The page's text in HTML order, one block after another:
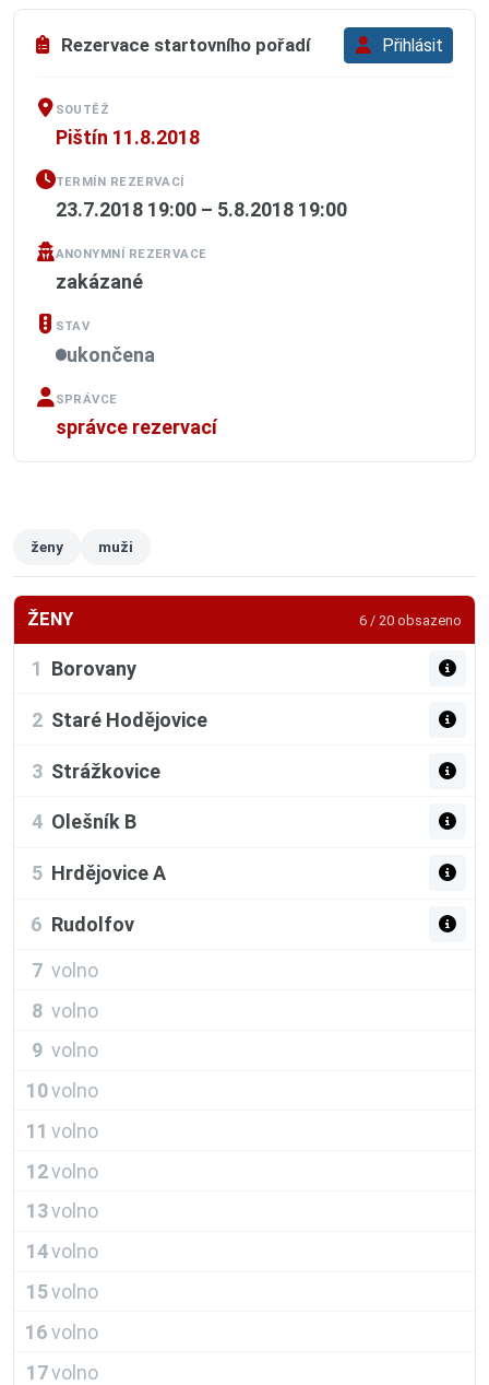
Rezervace startovního pořadí Přihlásit
SOUTĚŽ
Pištín 11.8.2018
TERMÍN REZERVACÍ
23.7.2018 19:00 – 5.8.2018 19:00
ANONYMNÍ REZERVACE
zakázané
STAV
ukončena
SPRÁVCE
správce rezervací
ženy muži
ŽENY 6 / 20 obsazeno
1 Borovany
2 Staré Hodějovice
3 Strážkovice
4 Olešník B
5 Hrdějovice A
6 Rudolfov
7 volno
8 volno
9 volno
10volno
11 volno
12volno
13volno
14volno
15volno
16volno
17volno